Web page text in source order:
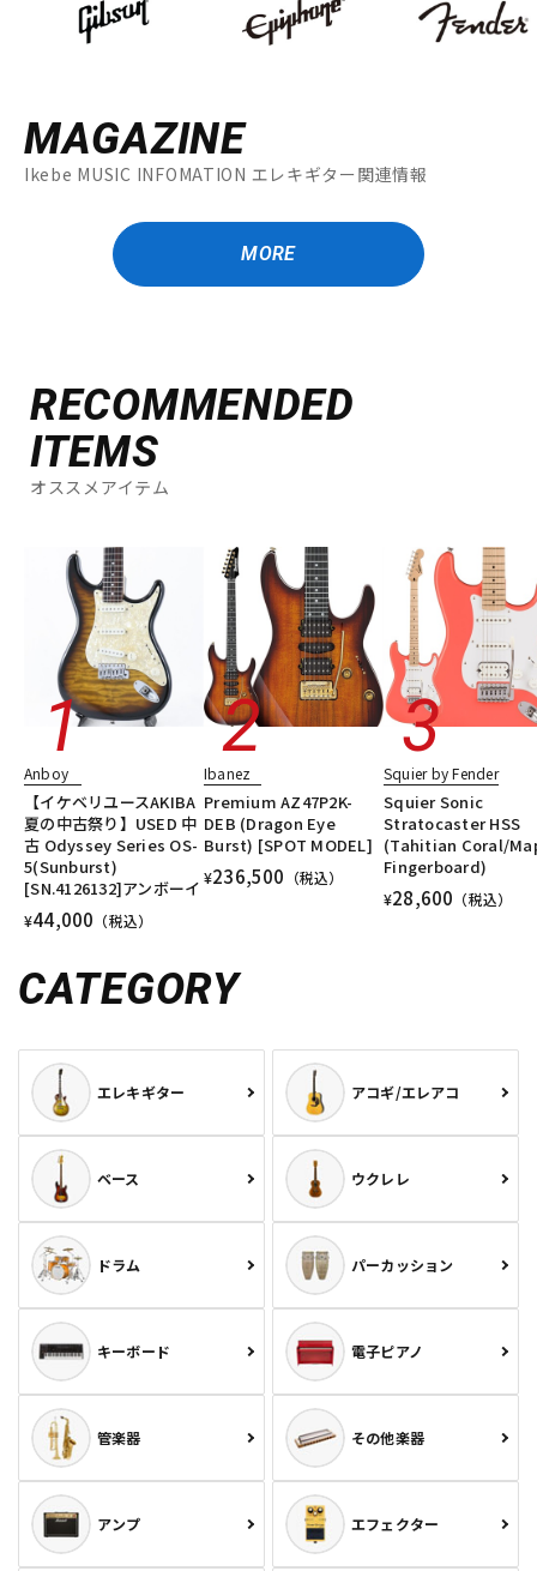
MAGAZINE
Ikebe MUSIC INFOMATION エレキギター関連情報
MORE
RECOMMENDED
ITEMS
オススメアイテム
Anboy
【イケベリユースAKIBA
夏の中古祭り】USED 中
古 Odyssey Series OS-
5(Sunburst)
[SN.4126132]アンボーイ
¥44,000 （税込）
Ibanez
Premium AZ47P2K-
DEB (Dragon Eye
Burst) [SPOT MODEL]
¥236,500 （税込）
Squier by Fender
Squier Sonic
Stratocaster HSS
(Tahitian Coral/
Fingerboard)
¥28,600 （税込）
CATEGORY
エレキギター アコギ/エレアコ
ベース ウクレレ
ドラム パーカッション
キーボード 電子ピアノ
管楽器 その他楽器
アンプ エフェクター